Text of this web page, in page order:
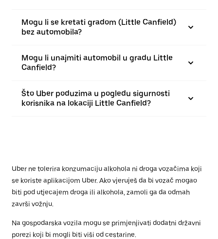
Mogu li se kretati gradom (Little Canfield)
bez automobila?
Mogu li unajmiti automobil u gradu Little
Canfield?
Što Uber poduzima u pogledu sigurnosti
korisnika na lokaciji Little Canfield?
Uber ne tolerira konzumaciju alkohola ni droga vozačima koji
se koriste aplikacijom Uber. Ako vjeruješ da bi vozač mogao
biti pod utjecajem droga ili alkohola, zamoli ga da odmah
završi vožnju.
Na gospodarska vozila mogu se primjenjivati dodatni državni
porezi koji bi mogli biti viši od cestarine.